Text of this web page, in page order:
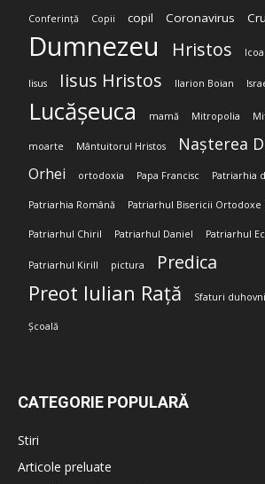
Conferință Copii copil Coronavirus
Dumnezeu Hristos
Iisus Iisus Hristos Ilarion Boian
Lucășeuca mamă Mitropolia
moarte Mântuitorul Hristos Nașterea
Orhei ortodoxia Papa Francisc Patriarhia
Patriarhia Română Patriarhul Bisericii Ortodoxe
Patriarhul Chiril Patriarhul Daniel Patriarhul
Patriarhul Kirill pictura Predica
Preot Iulian Rață Sfaturi
Școală
CATEGORIE POPULARĂ
Stiri
Articole preluate